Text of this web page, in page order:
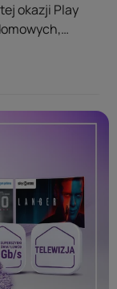
okazji Play
Nawet rok